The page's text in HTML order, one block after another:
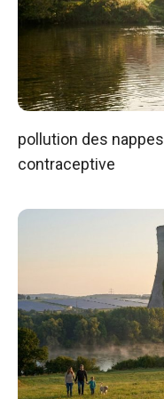
pollution des
contraceptive